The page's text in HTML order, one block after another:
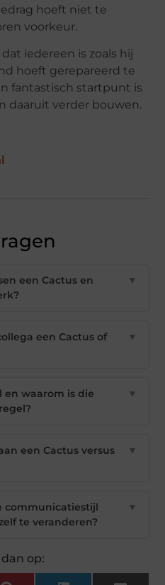
hoeft niet te
voorkeur.
iedereen is zoals hij
hoeft gerepareerd te
fantastisch startpunt is
daaruit verder bouwen.
een Cactus en
▼
een Cactus of
▼
en waarom is die
▼
een Cactus versus
▼
communicatiestijl
te veranderen?
▼
op: